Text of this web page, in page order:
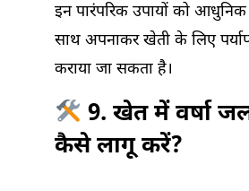
इन पारंपरिक उपायों को
साथ अपनाकर खेती के लिए
कराया जा सकता है।
9. खेत में वर्षा
कैसे लागू करें?